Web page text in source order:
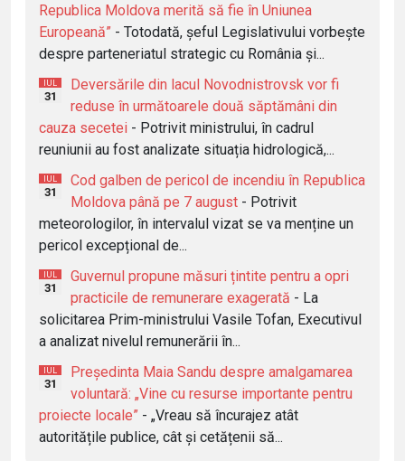
Republica Moldova merită să fie în Uniunea
Europeană” - Totodată, șeful Legislativului vorbește
despre parteneriatul strategic cu România și...
IUL
31
Deversările din lacul Novodnistrovsk vor fi
reduse în următoarele două săptămâni din
cauza secetei - Potrivit ministrului, în cadrul
reuniunii au fost analizate situația hidrologică,...
IUL
31
Cod galben de pericol de incendiu în Republica
Moldova până pe 7 august - Potrivit
meteorologilor, în intervalul vizat se va menține un
pericol excepțional de...
IUL
31
Guvernul propune măsuri țintite pentru a opri
practicile de remunerare exagerată - La
solicitarea Prim-ministrului Vasile Tofan, Executivul
a analizat nivelul remunerării în...
IUL
31
Președinta Maia Sandu despre amalgamarea
voluntară: „Vine cu resurse importante pentru
proiecte locale” - „Vreau să încurajez atât
autoritățile publice, cât și cetățenii să...